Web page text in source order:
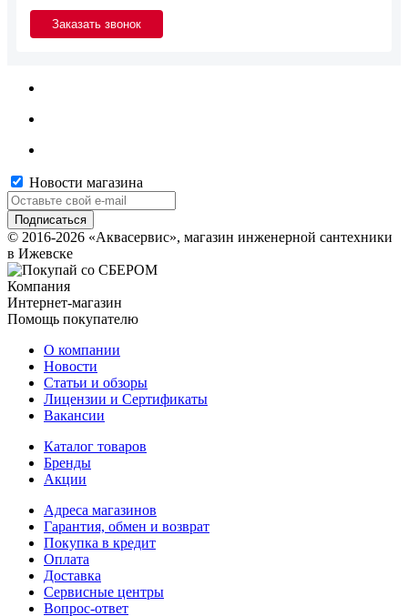
Новости магазина
© 2016-2026 «Аквасервис», магазин инженерной сантехники
в Ижевске
Компания
Интернет-магазин
Помощь покупателю
О компании
Новости
Статьи и обзоры
Лицензии и Сертификаты
Вакансии
Каталог товаров
Бренды
Акции
Адреса магазинов
Гарантия, обмен и возврат
Покупка в кредит
Оплата
Доставка
Сервисные центры
Вопрос-ответ